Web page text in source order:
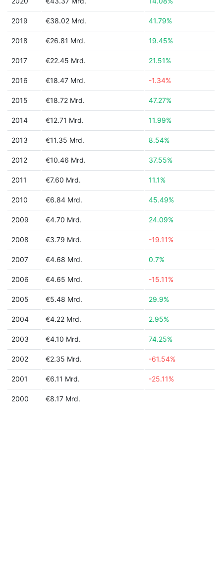
2019 €38.02 Mrd. 41.79%
2018 €26.81 Mrd. 19.45%
2017 €22.45 Mrd. 21.51%
2016 €18.47 Mrd. -1.34%
2015 €18.72 Mrd. 47.27%
2014 €12.71 Mrd. 11.99%
2013 €11.35 Mrd. 8.54%
2012 €10.46 Mrd. 37.55%
2011 €7.60 Mrd. 11.1%
2010 €6.84 Mrd. 45.49%
2009 €4.70 Mrd. 24.09%
2008 €3.79 Mrd. -19.11%
2007 €4.68 Mrd. 0.7%
2006 €4.65 Mrd. -15.11%
2005 €5.48 Mrd. 29.9%
2004 €4.22 Mrd. 2.95%
2003 €4.10 Mrd. 74.25%
2002 €2.35 Mrd. -61.54%
2001 €6.11 Mrd. -25.11%
2000 €8.17 Mrd.